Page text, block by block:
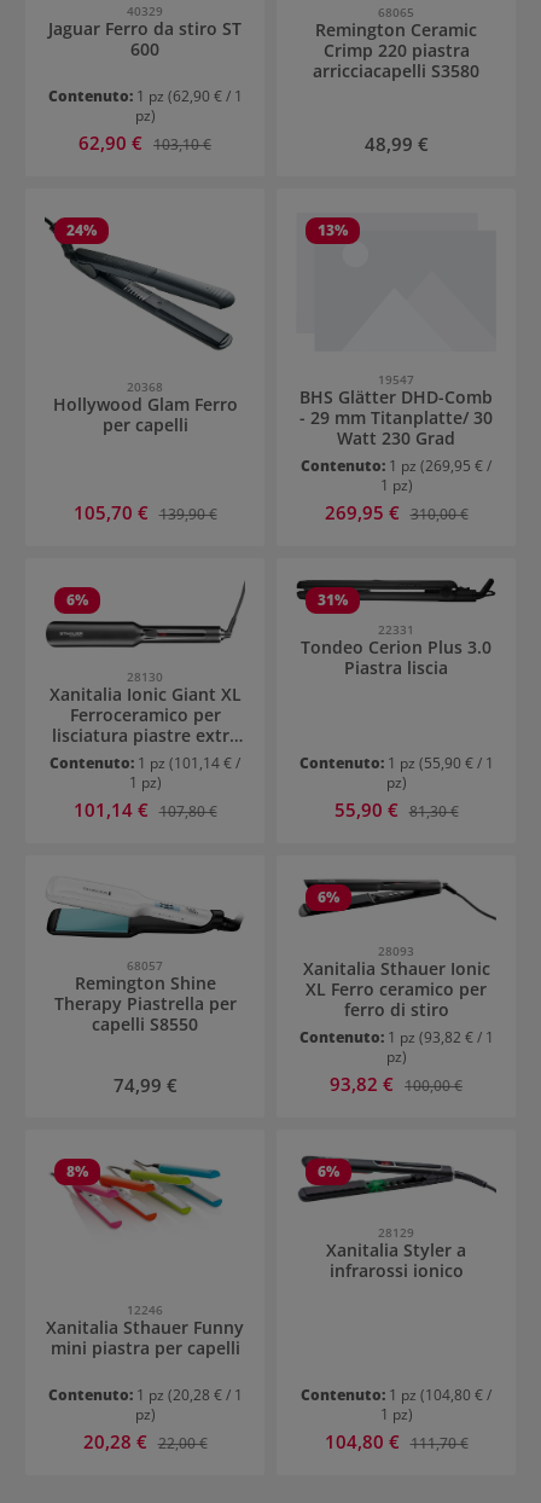
40329
Jaguar Ferro da stiro ST
600
Contenuto: 1 pz (62,90 € / 1
pz)
Prezzo di vendita:
62,90 € Prezzo normale:
103,10 €
68065
Remington Ceramic
Crimp 220 piastra
arricciacapelli S3580
Prezzo normale:
48,99 €
24%
20368
Hollywood Glam Ferro
per capelli
Prezzo di vendita:
105,70 € Prezzo normale:
139,90 €
13%
19547
BHS Glätter DHD-Comb
- 29 mm Titanplatte/ 30
Watt 230 Grad
Contenuto: 1 pz (269,95 € /
1 pz)
Prezzo di vendita:
269,95 € Prezzo normale:
310,00 €
6%
28130
Xanitalia Ionic Giant XL
Ferroceramico per
lisciatura piastre extra
larghe
Contenuto: 1 pz (101,14 € /
1 pz)
Prezzo di vendita:
101,14 € Prezzo normale:
107,80 €
31%
22331
Tondeo Cerion Plus 3.0
Piastra liscia
Contenuto: 1 pz (55,90 € / 1
pz)
Prezzo di vendita:
55,90 € Prezzo normale:
81,30 €
68057
Remington Shine
Therapy Piastrella per
capelli S8550
Prezzo normale:
74,99 €
6%
28093
Xanitalia Sthauer Ionic
XL Ferro ceramico per
ferro di stiro
Contenuto: 1 pz (93,82 € / 1
pz)
Prezzo di vendita:
93,82 € Prezzo normale:
100,00 €
8%
12246
Xanitalia Sthauer Funny
mini piastra per capelli
Contenuto: 1 pz (20,28 € / 1
pz)
Prezzo di vendita:
20,28 € Prezzo normale:
22,00 €
6%
28129
Xanitalia Styler a
infrarossi ionico
Contenuto: 1 pz (104,80 € /
1 pz)
Prezzo di vendita:
104,80 € Prezzo normale:
111,70 €